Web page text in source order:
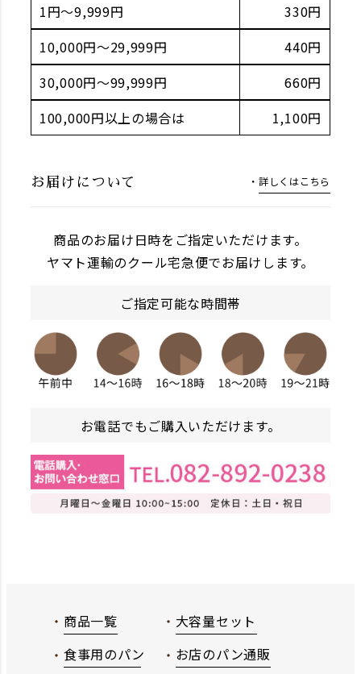
お届けについて 詳しくはこちら
商品のお届け日時をご指定いただけます。
ヤマト運輸のクール宅急便でお届けします。
ご指定可能な時間帯
お電話でもご購入いただけます。
1円～9,999円
330円
10,000円～29,999円
440円
30,000円～99,999円
660円
100,000円以上の場合は
1,100円
商品一覧
食事用のパン
大容量セット
お店のパン通販